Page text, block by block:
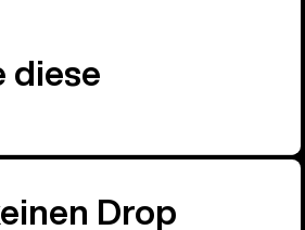
diese
Drop